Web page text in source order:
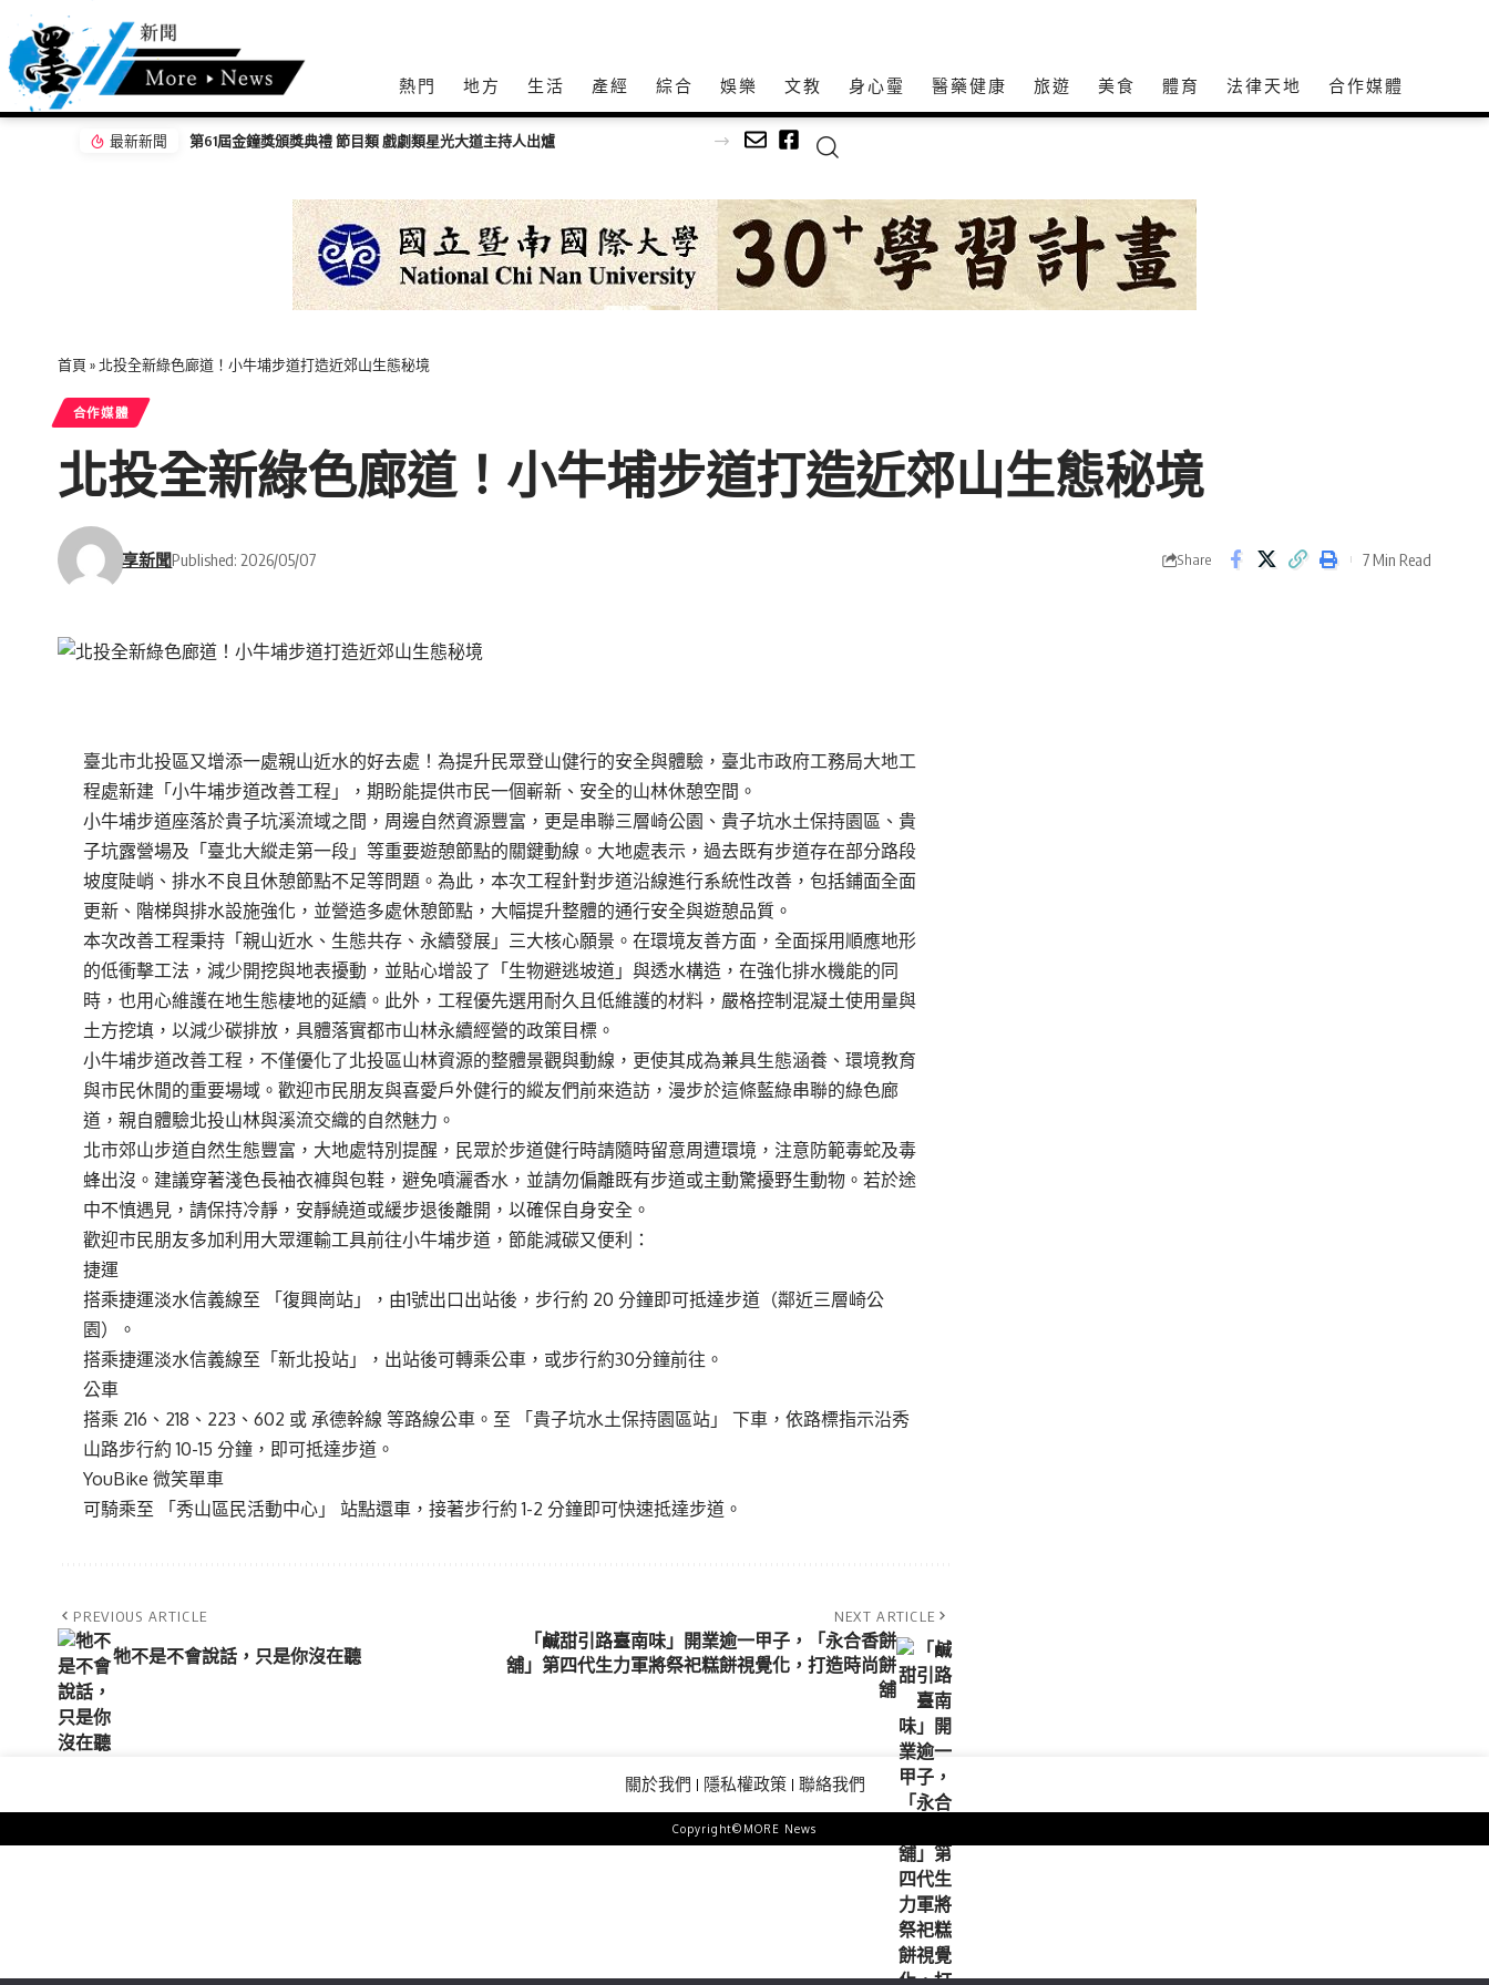
熱門 地方 生活 產經 綜合 娛樂 文教 身心𩆜 醫藥健康 旅遊 美食 體育 法律天地 合作媒體
最新新聞 第61屆金鐘獎頒獎典禮 節目類 戲劇類星光大道主持人出爐
首頁 »北投全新綠色廊道！小牛埔步道打造近郊山生態秘境
合作媒體
北投全新綠色廊道！小牛埔步道打造近郊山生態秘境
享新聞Published: 2026/05/07 Share 7 Min Read
臺北市北投區又增添一處親山近水的好去處！為提升民眾登山健行的安全與體驗，臺北市政府工務局大地工
程處新建「小牛埔步道改善工程」，期盼能提供市民一個嶄新、安全的山林休憩空間。
小牛埔步道座落於貴子坑溪流域之間，周邊自然資源豐富，更是串聯三層崎公園、貴子坑水土保持園區、貴
子坑露營場及「臺北大縱走第一段」等重要遊憩節點的關鍵動線。大地處表示，過去既有步道存在部分路段
坡度陡峭、排水不良且休憩節點不足等問題。為此，本次工程針對步道沿線進行系統性改善，包括鋪面全面
更新、階梯與排水設施強化，並營造多處休憩節點，大幅提升整體的通行安全與遊憩品質。
本次改善工程秉持「親山近水、生態共存、永續發展」三大核心願景。在環境友善方面，全面採用順應地形
的低衝擊工法，減少開挖與地表擾動，並貼心增設了「生物避逃坡道」與透水構造，在強化排水機能的同
時，也用心維護在地生態棲地的延續。此外，工程優先選用耐久且低維護的材料，嚴格控制混凝土使用量與
土方挖填，以減少碳排放，具體落實都市山林永續經營的政策目標。
小牛埔步道改善工程，不僅優化了北投區山林資源的整體景觀與動線，更使其成為兼具生態涵養、環境教育
與市民休閒的重要場域。歡迎市民朋友與喜愛戶外健行的縱友們前來造訪，漫步於這條藍綠串聯的綠色廊
道，親自體驗北投山林與溪流交織的自然魅力。
北市郊山步道自然生態豐富，大地處特別提醒，民眾於步道健行時請隨時留意周遭環境，注意防範毒蛇及毒
蜂出沒。建議穿著淺色長袖衣褲與包鞋，避免噴灑香水，並請勿偏離既有步道或主動驚擾野生動物。若於途
中不慎遇見，請保持冷靜，安靜繞道或緩步退後離開，以確保自身安全。
歡迎市民朋友多加利用大眾運輸工具前往小牛埔步道，節能減碳又便利：
捷運
搭乘捷運淡水信義線至 「復興崗站」，由1號出口出站後，步行約 20 分鐘即可抵達步道（鄰近三層崎公
園）。
搭乘捷運淡水信義線至「新北投站」，出站後可轉乘公車，或步行約30分鐘前往。
公車
搭乘 216、218、223、602 或 承德幹線 等路線公車。至 「貴子坑水土保持園區站」 下車，依路標指示沿秀
山路步行約 10-15 分鐘，即可抵達步道。
YouBike 微笑單車
可騎乘至 「秀山區民活動中心」 站點還車，接著步行約 1-2 分鐘即可快速抵達步道。
PREVIOUS ARTICLE
牠不是不會說話，只是你沒在聽
NEXT ARTICLE
「鹹甜引路臺南味」開業逾一甲子，「永合香餅
舖」第四代生力軍將祭祀糕餅視覺化，打造時尚餅
舖
關於我們 隱私權政策 聯絡我們
Copyright©MORE News